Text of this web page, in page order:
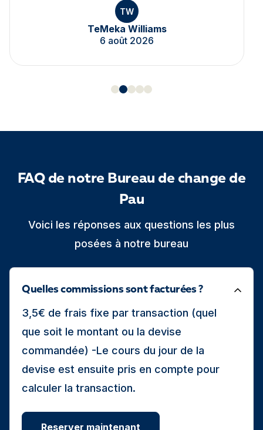
TW
TeMeka Williams
6 août 2026
FAQ de notre Bureau de change de
Pau
Voici les réponses aux questions les plus
posées à notre bureau
Quelles commissions sont facturées ?
3,5€ de frais fixe par transaction (quel
que soit le montant ou la devise
commandée) -Le cours du jour de la
devise est ensuite pris en compte pour
calculer la transaction.
Reserver maintenant